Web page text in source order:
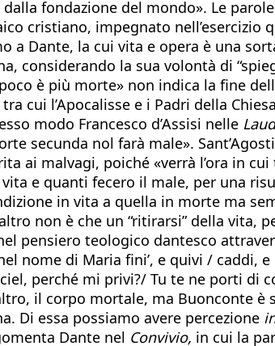
fondazione del mondo». Le
cristiano, impegnato nell’esercizio
a Dante, la cui vita e opera è una
considerando la sua volontà di
poco è più morte» non indica la fine
tra cui l’Apocalisse e i Padri della
modo Francesco d’Assisi nelle
secunda nol farà male».
ai malvagi, poiché «verrà l’ora in
e quanti fecero il male, per una
in vita a quella in morte ma
non è che un “ritirarsi” della vita,
pensiero teologico dantesco
nome di Maria fini’, e quivi / caddi,
perché mi privi?/ Tu te ne porti
il corpo mortale, ma Buonconte
Di essa possiamo avere percezione
Dante nel Convivio, in cui la